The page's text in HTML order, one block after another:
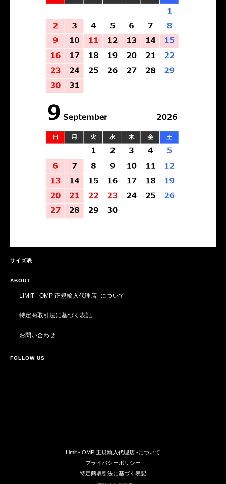
サイズ表
ABOUT
LIMIT - OMP 正規輸入代理店 -について
特定商取引法に基づく表記
お問い合わせ
FOLLOW US
Limit - OMP 正規輸入代理店 -について
プライバシーポリシー
特定商取引法に基づく表記